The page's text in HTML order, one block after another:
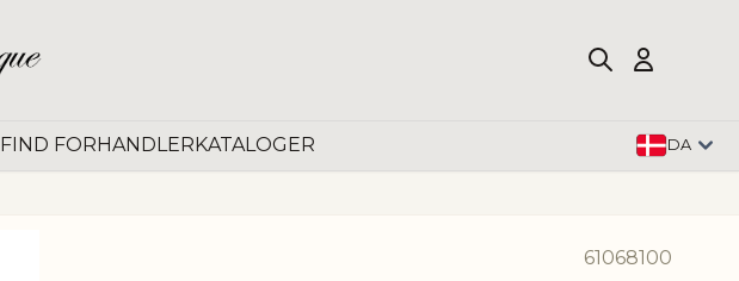
FIND FORHANDLERKATALOGER DA
61068100